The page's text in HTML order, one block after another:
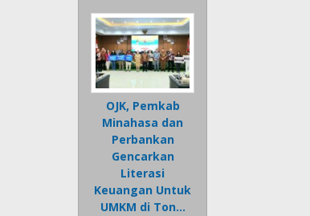
OJK, Pemkab
Minahasa dan
Perbankan
Gencarkan
Literasi
Keuangan Untuk
UMKM di Ton…